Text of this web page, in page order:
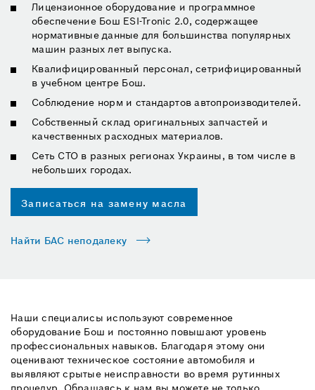
Лицензионное оборудование и программное
обеспечение Бош ESI-Tronic 2.0, содержащее
нормативные данные для большинства популярных
машин разных лет выпуска.
Квалифицированный персонал, сетрифицированный
в учебном центре Бош.
Соблюдение норм и стандартов автопроизводителей.
Собственный склад оригинальных запчастей и
качественных расходных материалов.
Сеть СТО в разных регионах Украины, в том числе в
небольших городах.
Записаться на замену масла
Найти БАС неподалеку
Наши специалисы используют современное
оборудование Бош и постоянно повышают уровень
профессиональных навыков. Благодаря этому они
оценивают техническое состояние автомобиля и
выявляют срытые неисправности во время рутинных